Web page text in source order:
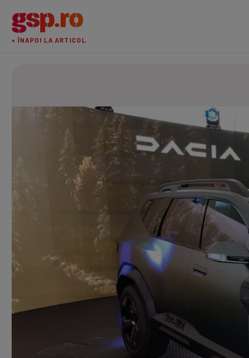
« ÎNAPOI LA ARTICOL